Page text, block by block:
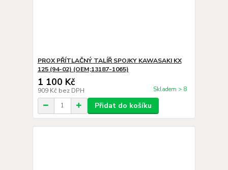
PROX PŘÍTLAČNÝ TALÍŘ SPOJKY KAWASAKI KX
125 (94-02) (OEM;13187-1065)
1 100 Kč
909 Kč bez DPH Skladem > 8
Přidat do košíku